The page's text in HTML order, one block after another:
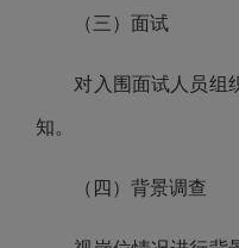
（三） 面试
对入围面试人员组
知。
（四）背景调查